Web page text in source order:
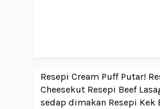
Resepi Cream Puff Putar!
Cheesekut Resepi Beef
sedap dimakan Resepi Kek